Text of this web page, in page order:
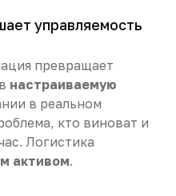
управляемость
превращает
настраиваемую
в реальном
кто виноват и
Логистика
активом.